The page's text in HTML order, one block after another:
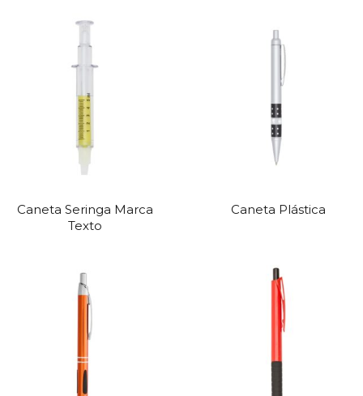
Caneta Seringa Marca
Texto
Caneta Plástica